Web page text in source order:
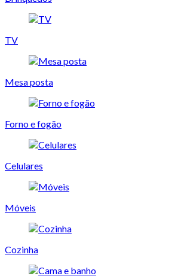
TV
Mesa posta
Forno e fogão
Celulares
Móveis
Cozinha